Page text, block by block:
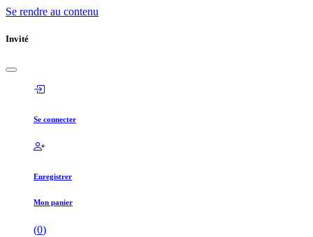
Se rendre au contenu
Invité
Se connecter
Enregistrer
Mon panier
(0)